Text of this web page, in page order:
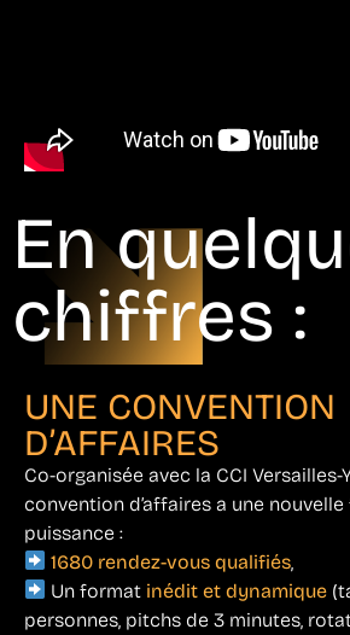
En
chiffres :
UNE CONVENTION
D’AFFAIRES
Co-organisée avec la CCI Versailles-
convention d’affaires a une
puissance :
1680 rendez-vous qualifiés,
Un format inédit et dynamique
personnes, pitchs de 3 minutes,